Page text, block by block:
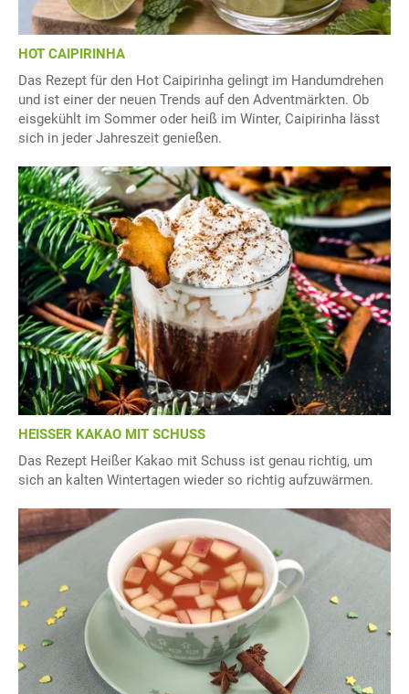
HOT CAIPIRINHA
Das Rezept für den Hot Caipirinha gelingt im Handumdrehen
und ist einer der neuen Trends auf den Adventmärkten. Ob
eisgekühlt im Sommer oder heiß im Winter, Caipirinha lässt
sich in jeder Jahreszeit genießen.
HEISSER KAKAO MIT SCHUSS
Das Rezept Heißer Kakao mit Schuss ist genau richtig, um
sich an kalten Wintertagen wieder so richtig aufzuwärmen.